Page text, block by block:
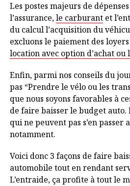
Les postes majeurs de
l’assurance,le carburant et
du calcul l’acquisition du
excluons le paiement des
location avec option d’achat ou
Enfin, parmi nos conseils du
pas “Prendre le vélo ou les
que nous soyons favorables à
de faire baisser le budget auto.
qui ne peuvent pas s’en passer
notamment.
Voici donc 3 façons de faire
automobile tout en rendant
L’entraide, ça profite à tout le